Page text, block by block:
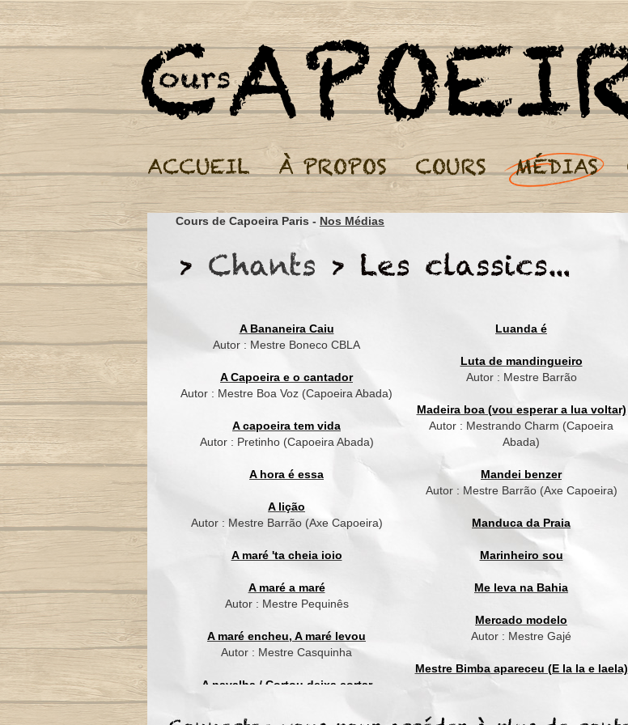
Cours de Capoeira Paris - Nos Médias
A Bananeira Caiu
Autor : Mestre Boneco CBLA
A Capoeira e o cantador
Autor : Mestre Boa Voz (Capoeira Abada)
A capoeira tem vida
Autor : Pretinho (Capoeira Abada)
A hora é essa
A lição
Autor : Mestre Barrão (Axe Capoeira)
A maré 'ta cheia ioio
A maré a maré
Autor : Mestre Pequinês
A maré encheu, A maré levou
Autor : Mestre Casquinha
A navalha / Cortou deixa cortar
Luanda é
Luta de mandingueiro
Autor : Mestre Barrão
Madeira boa (vou esperar a lua voltar)
Autor : Mestrando Charm (Capoeira
Abada)
Mandei benzer
Autor : Mestre Barrão (Axe Capoeira)
Manduca da Praia
Marinheiro sou
Me leva na Bahia
Mercado modelo
Autor : Mestre Gajé
Mestre Bimba apareceu (E la la e laela)
Cours de Capoeira Paris - Nos Médias
Meu berimbau faz tim tim don don
Alegra minha alma, mente e o coração
Il réjouit mon âme, l'esprit et le coeur